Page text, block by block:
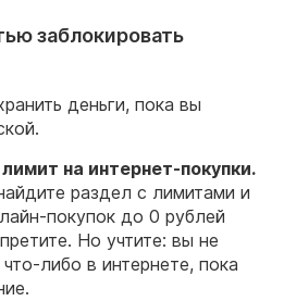
заблокировать
деньги, пока вы
на интернет-покупки.
раздел с лимитами и
покупок до 0 рублей
Но учтите: вы не
либо в интернете, пока